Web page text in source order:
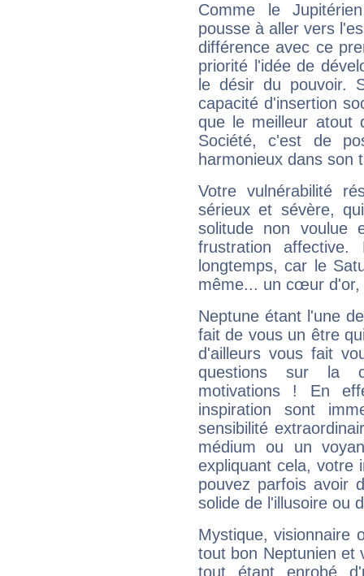
Comme le
pousse à aller vers
différence avec ce
priorité l'idée de
le désir du pouvoir.
capacité d'insertion
que le meilleur atout
Société, c'est de
harmonieux dans son
Votre vulnérabilité
sérieux et sévère,
solitude non voulue
frustration
longtemps, car le
même... un cœur d'or,
Neptune étant l'une
fait de vous un être
d'ailleurs vous fait
questions sur la
motivations ! En
inspiration sont
sensibilité
médium ou un
expliquant cela, votre
pouvez parfois avoir
solide de l'illusoire ou
Mystique, visionnaire
tout bon Neptunien et
tout étant enrobé